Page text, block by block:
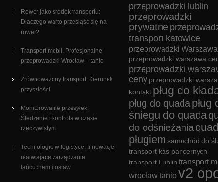
Rower jako środek transportu:
Dlaczego warto przesiąść się na
rower?
Transport mebli. Profesjonalne
przeprowadzki Wrocław – tanio
Zrównoważony transport: Kierunek
przyszłości
Monitorowanie przesyłek:
Śledzenie i kontrola w czasie
rzeczywistym
Technologie w logistyce: Innowacje
ułatwiające zarządzanie
łańcuchem dostaw
przeprowadzki lublin
przeprowadzki
prywatne
transport katowice
przeprowadzki Warszawa
przeprowadzki warszawa
przeprowadzki
ceny przeprowadzki
kontakt pług do
pług do quada pług
śniegu do quada
do odśnieżania
pługiem samochód do
transport kas pancernych
transport Lublin transport
wrocław tanio v2